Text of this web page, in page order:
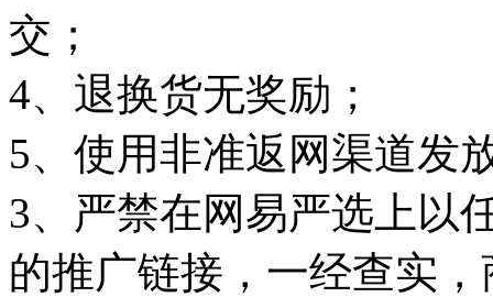
交；
4、退换货无奖励；
5、使用非准返网渠道发
3、严禁在网易严选上以
的推广链接，一经查实